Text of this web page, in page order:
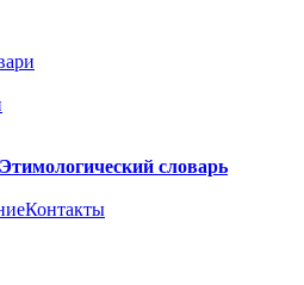
Этимологический словарь
Контакты